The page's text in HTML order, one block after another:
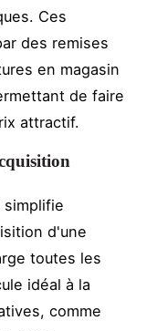
Ces
des remises
en magasin
de faire
attractif.
simplifie
d'une
toutes les
idéal à la
comme